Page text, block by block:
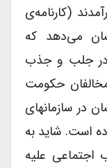
(کارنامه‌ی
نشان می‌دهد که
جلب و جذب
حکومت
در سازمان­های
است. شاید به
علیه